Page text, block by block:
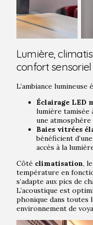
Lumière,
confort
L’ambiance lumineuse
Éclairage LED
lumière tamisée
une
Baies vitrées
bénéficient
accès à la
Côté climatisation,
température en
s’adapte aux pics de
L’acoustique est
phonique dans toutes
environnement de